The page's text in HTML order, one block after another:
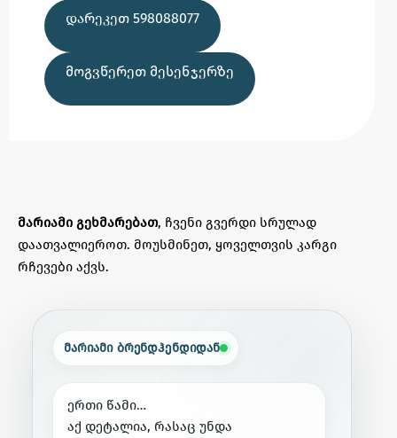
ᲓᲐᲠᲔᲙᲔᲗ 598088077
ᲛᲝᲒᲕᲬᲔᲠᲔᲗ ᲛᲔᲡᲔᲜᲯᲔᲠᲖᲔ
მარიამი გეხმარებათ, ჩვენი გვერდი სრულად
დაათვალიეროთ. მოუსმინეთ, ყოველთვის კარგი
რჩევები აქვს.
მარიამი ბრენდჰენდიდან
ერთი წამი…
აქ დეტალია, რასაც უნდა